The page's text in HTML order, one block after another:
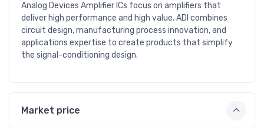
Analog Devices Amplifier ICs focus on amplifiers that
deliver high performance and high value. ADI combines
circuit design, manufacturing process innovation, and
applications expertise to create products that simplify
the signal-conditioning design.
Market price